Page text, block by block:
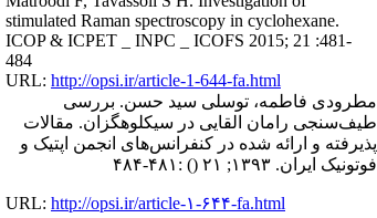
stimulated Raman spectroscopy in cyclohexane.
ICOP & ICPET _ INPC _ ICOFS 2015; 21 :481-
484
URL: http://opsi.ir/article-1-644-fa.html
مطرودی فاطمه، توسلی سید حسن. بررسی
طیف‌سنجی رامان القایی در سیکلوهگزان. مقالات
پذیرفته و ارائه شده در کنفرانس‌های انجمن اپتیک و
فوتونیک ایران. ۱۳۹۳; ۲۱
() :۴۸۱-۴۸۴
URL: http://opsi.ir/article-۱-۶۴۴-fa.html